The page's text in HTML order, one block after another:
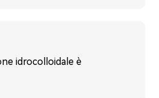
idrocolloidale è